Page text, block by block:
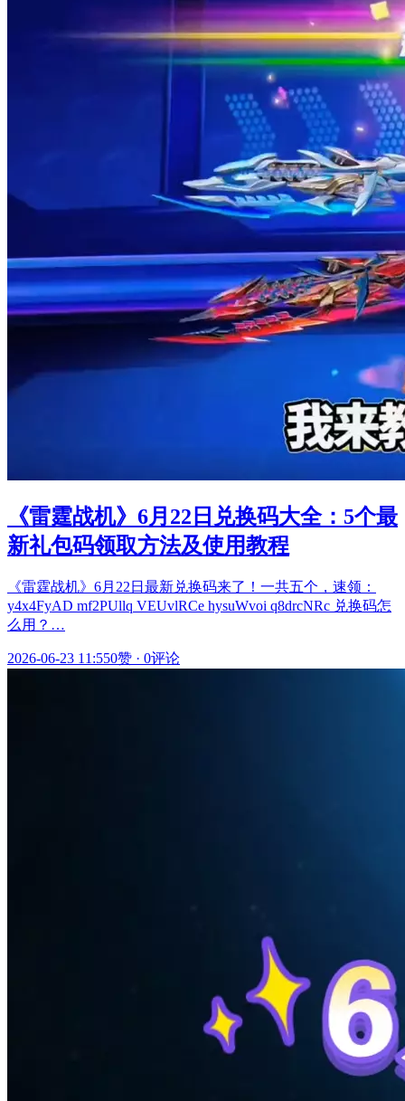
《雷霆战机》6月22日兑换码大全：5个最
新礼包码领取方法及使用教程
《雷霆战机》6月22日最新兑换码来了！一共五个，速领：
y4x4FyAD mf2PUllq VEUvlRCe hysuWvoi q8drcNRc 兑换码怎
么用？…
2026-06-23 11:550赞 · 0评论